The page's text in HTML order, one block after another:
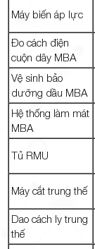
Máy biến áp lực
Đo cách điện
cuộn dây MBA
Vệ sinh bảo
dưỡng dầu MBA
Hệ thống làm mát
MBA
Tủ RMU
Máy cắt trung thế
Dao cách ly trung
thế